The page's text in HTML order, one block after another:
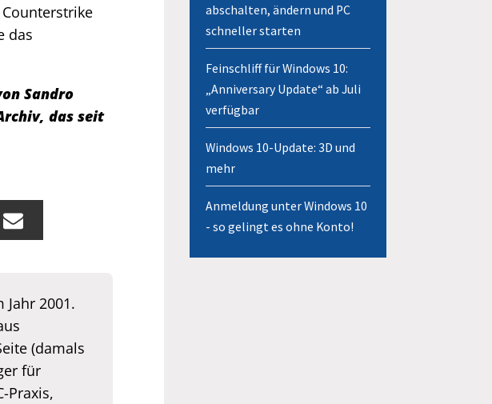
das
Sandro
das seit
2001.
(damals
für
Praxis,
abschalten, ändern und PC
schneller starten
Feinschliff für Windows 10:
„Anniversary Update“ ab Juli
verfügbar
Windows 10-Update: 3D und
mehr
Anmeldung unter Windows 10
- so gelingt es ohne Konto!